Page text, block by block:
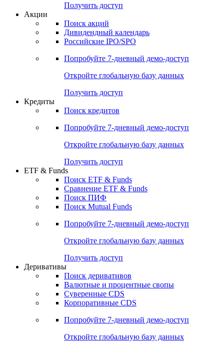
Получить доступ
Акции
Поиск акций
Дивидендный календарь
Российские IPO/SPO
Попробуйте 7-дневный демо-доступ
Откройте глобальную базу данных
Получить доступ
Кредиты
Поиск кредитов
Попробуйте 7-дневный демо-доступ
Откройте глобальную базу данных
Получить доступ
ETF & Funds
Поиск ETF & Funds
Сравнение ETF & Funds
Поиск ПИФ
Поиск Mutual Funds
Попробуйте 7-дневный демо-доступ
Откройте глобальную базу данных
Получить доступ
Деривативы
Поиск деривативов
Валютные и процентные свопы
Суверенные CDS
Корпоративные CDS
Попробуйте 7-дневный демо-доступ
Откройте глобальную базу данных